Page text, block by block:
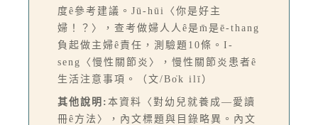
度ê參考建議。Jū-hūi〈你是好主
婦！？〉，查考做婦人人ê是m̄是ē-thang
負起做主婦ê責任，測驗題10條。I-
seng〈慢性關節炎〉，慢性關節炎患者ê
生活注意事項。（文/Bo̍k ilī）
其他說明: 本資料〈對幼兒就養成—愛讀
冊ê方法〉，內文標題與目錄略異。內文